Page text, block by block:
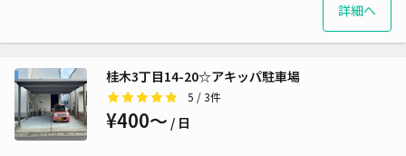
詳細へ
桂木3丁目14-20☆アキッパ駐車場
5 / 3件
¥400〜 / 日